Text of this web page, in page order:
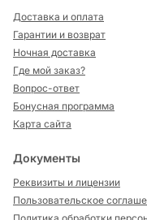
Доставка и оплата
Гарантии и возврат
Ночная доставка
Где мой заказ?
Вопрос-ответ
Бонусная программа
Карта сайта
Документы
Реквизиты и лицензии
Пользовательское